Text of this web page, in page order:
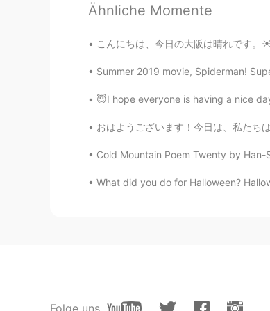
add
JP
@ケイイチ The left one is
EN JP
@takayuki thank you! I
Ähnliche Momente
こんにちは、今日の大阪は晴れです。☀私のマンションからあべのハルカ
Summer 2019 movie, Spiderman!
😇I hope everyone is having a nice
おはようございます！今日は、私たちはディズニー
Cold Mountain Poem Twenty by
What did you do for Halloween?
Folge uns